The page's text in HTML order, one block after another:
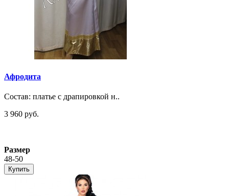
Афродита
Состав: платье с драпировкой н..
3 960 руб.
Размер
48-50
Купить